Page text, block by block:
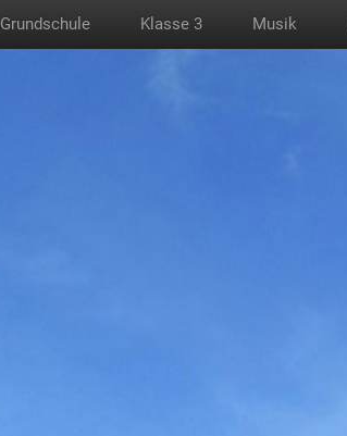
Grundschule Klasse 3 Musik